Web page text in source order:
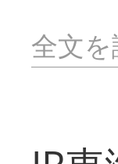
全文